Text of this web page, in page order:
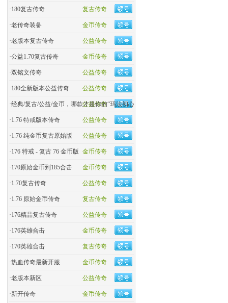
复古传奇
·180复古传奇
金币传奇
·老传奇装备
公益传奇
·老版本复古传奇
金币传奇
·公益1.70复古传奇
公益传奇
·双铭文传奇
公益传奇
·180全新版本公益传奇
公益传奇
·经典/复古/公益/金币，哪款才是你的“玛法初心
公益传奇
·1.76 特戒版本传奇
公益传奇
·1.76 纯金币复古原始版
金币传奇
·176 特戒 - 复古 76 金币版
金币传奇
·170原始金币到185合击
公益传奇
·​1.70复古传奇
复古传奇
·1.76 原始金币传奇
公益传奇
·176精品复古传奇
金币传奇
·176英雄合击
复古传奇
·170英雄合击
金币传奇
·热血传奇最新开服
公益传奇
·老版本新区
金币传奇
·新开传奇